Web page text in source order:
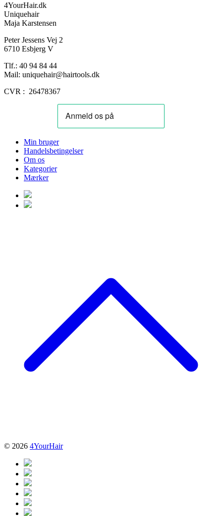
4YourHair.dk
Uniquehair
Maja Karstensen
Peter Jessens Vej 2
6710 Esbjerg V
Tlf.: 40 94 84 44
Mail: uniquehair@hairtools.dk
CVR : 26478367
Min bruger
Handelsbetingelser
Om os
Kategorier
Mærker
© 2026 4YourHair